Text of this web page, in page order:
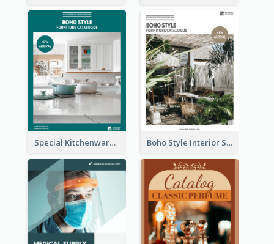
Special Kitchenware Catalog Boho Style Interior Style Catalog